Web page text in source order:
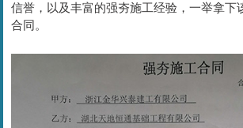
信誉，以及丰富的强夯施工经验，一举拿下
合同。